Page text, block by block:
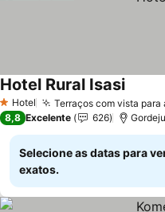
1 Estrelas
Hotel Terraços com vista para
Hotel Rural IsasiVer
8,8 Excelente 626
Selecione as datas para
exatos.